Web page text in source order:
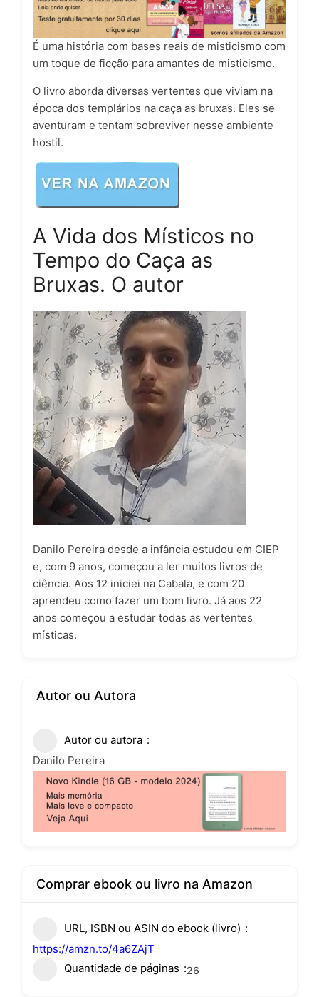
É uma história com bases reais de misticismo com
um toque de ficção para amantes de misticismo.
O livro aborda diversas vertentes que viviam na
época dos templários na caça as bruxas. Eles se
aventuram e tentam sobreviver nesse ambiente
hostil.
A Vida dos Místicos no
Tempo do Caça as
Bruxas. O autor
Danilo Pereira desde a infância estudou em CIEP
e, com 9 anos, começou a ler muitos livros de
ciência. Aos 12 iniciei na Cabala, e com 20
aprendeu como fazer um bom livro. Já aos 22
anos começou a estudar todas as vertentes
místicas.
Autor ou Autora
Autor ou autora
Danilo Pereira
Comprar ebook ou livro na Amazon
URL, ISBN ou ASIN do ebook (livro)
https://amzn.to/4a6ZAjT
Quantidade de páginas
26